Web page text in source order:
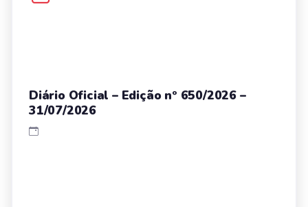
Diário Oficial – Edição nº 650/2026 –
31/07/2026